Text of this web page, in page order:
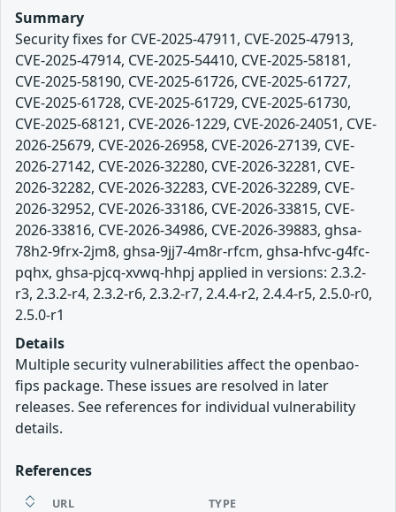
Summary
Security fixes for CVE-2025-47911, CVE-2025-47913,
CVE-2025-47914, CVE-2025-54410, CVE-2025-58181,
CVE-2025-58190, CVE-2025-61726, CVE-2025-61727,
CVE-2025-61728, CVE-2025-61729, CVE-2025-61730,
CVE-2025-68121, CVE-2026-1229, CVE-2026-24051, CVE-
2026-25679, CVE-2026-26958, CVE-2026-27139, CVE-
2026-27142, CVE-2026-32280, CVE-2026-32281, CVE-
2026-32282, CVE-2026-32283, CVE-2026-32289, CVE-
2026-32952, CVE-2026-33186, CVE-2026-33815, CVE-
2026-33816, CVE-2026-34986, CVE-2026-39883, ghsa-
78h2-9frx-2jm8, ghsa-9jj7-4m8r-rfcm, ghsa-hfvc-g4fc-
pqhx, ghsa-pjcq-xvwq-hhpj applied in versions: 2.3.2-
r3, 2.3.2-r4, 2.3.2-r6, 2.3.2-r7, 2.4.4-r2, 2.4.4-r5, 2.5.0-r0,
2.5.0-r1
Details
Multiple security vulnerabilities affect the openbao-
fips package. These issues are resolved in later
releases. See references for individual vulnerability
details.
References
URL TYPE